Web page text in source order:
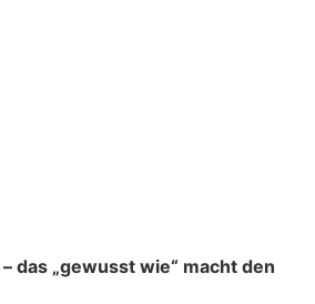
das „gewusst wie“ macht den